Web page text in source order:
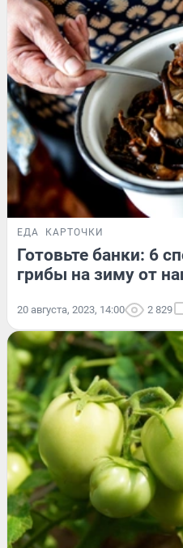
ЕДА КАРТОЧКИ
Готовьте банки: 6
грибы на зиму от
20 августа, 2023, 14:00 2 829